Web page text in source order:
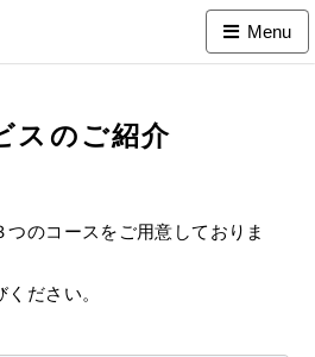
Menu
スのご紹介
つのコースをご用意しておりま
ださい。